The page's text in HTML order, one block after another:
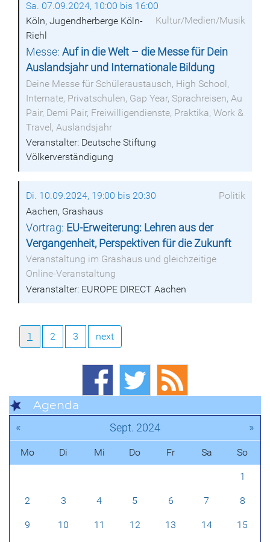
Sa. 07.09.2024, 10:00 bis 16:00
Kultur/Medien/Musik
Köln, Jugendherberge Köln-
Riehl
Messe:Auf in die Welt – die Messe für Dein
Auslandsjahr und Internationale Bildung
Deine Messe für Schüleraustausch, High School,
Internate, Privatschulen, Gap Year, Sprachreisen, Au
Pair, Demi Pair, Freiwilligendienste, Praktika, Work &
Travel, Auslandsjahr
Veranstalter: Deutsche Stiftung
Völkerverständigung
Di. 10.09.2024, 19:00 bis 20:30
Politik
Aachen, Grashaus
Vortrag: EU-Erweiterung: Lehren aus der
Vergangenheit, Perspektiven für die Zukunft
Veranstaltung im Grashaus und gleichzeitige
Online-Veranstaltung
Veranstalter: EUROPE DIRECT Aachen
1 2 3 next
Agenda
« Sept. 2024 »
Mo Di Mi Do Fr Sa So
1
2 3 4 5 6 7 8
9 10 11 12 13 14 15